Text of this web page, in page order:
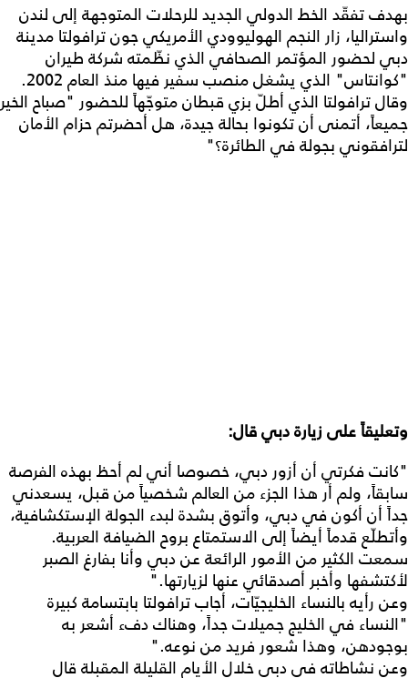
بهدف تفقّد الخط الدولي الجديد للرحلات المتوجهة إلى لندن
واستراليا، زار النجم الهوليوودي الأمريكي جون ترافولتا مدينة
دبي لحضور المؤتمر الصحافي الذي نظّمته شركة طيران
"كوانتاس" الذي يشغل منصب سفير فيها منذ العام 2002.
وقال ترافولتا الذي أطلّ بزي قبطان متوجّهاً للحضور "صباح الخير
جميعاً، أتمنى أن تكونوا بحالة جيدة، هل أحضرتم حزام الأمان
لترافقوني بجولة في الطائرة؟"
وتعليقاً على زيارة دبي قال:
"كانت فكرتي أن أزور دبي، خصوصا أني لم أحظ بهذه الفرصة
سابقاً، ولم أر هذا الجزء من العالم شخصياً من قبل، يسعدني
جداً أن أكون في دبي، وأتوق بشدة لبدء الجولة الإستكشافية،
وأتطلّع قدماً أيضاً إلى الاستمتاع بروح الضيافة العربية.
سمعت الكثير من الأمور الرائعة عن دبي وأنا بفارغ الصبر
لأكتشفها وأخبر أصدقائي عنها لزيارتها."
وعن رأيه بالنساء الخليجيّات، أجاب ترافولتا بابتسامة كبيرة
"النساء في الخليج جميلات جداً، وهناك دفء أشعر به
بوجودهن، وهذا شعور فريد من نوعه."
وعن نشاطاته في دبي خلال الأيام القليلة المقبلة قال